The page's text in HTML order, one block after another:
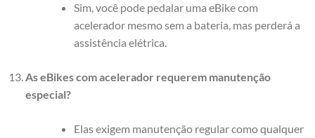
Sim, você pode pedalar uma eBike com
acelerador mesmo sem a bateria, mas perderá a
assistência elétrica.
As eBikes com acelerador requerem manutenção
especial?
Elas exigem manutenção regular como qualquer